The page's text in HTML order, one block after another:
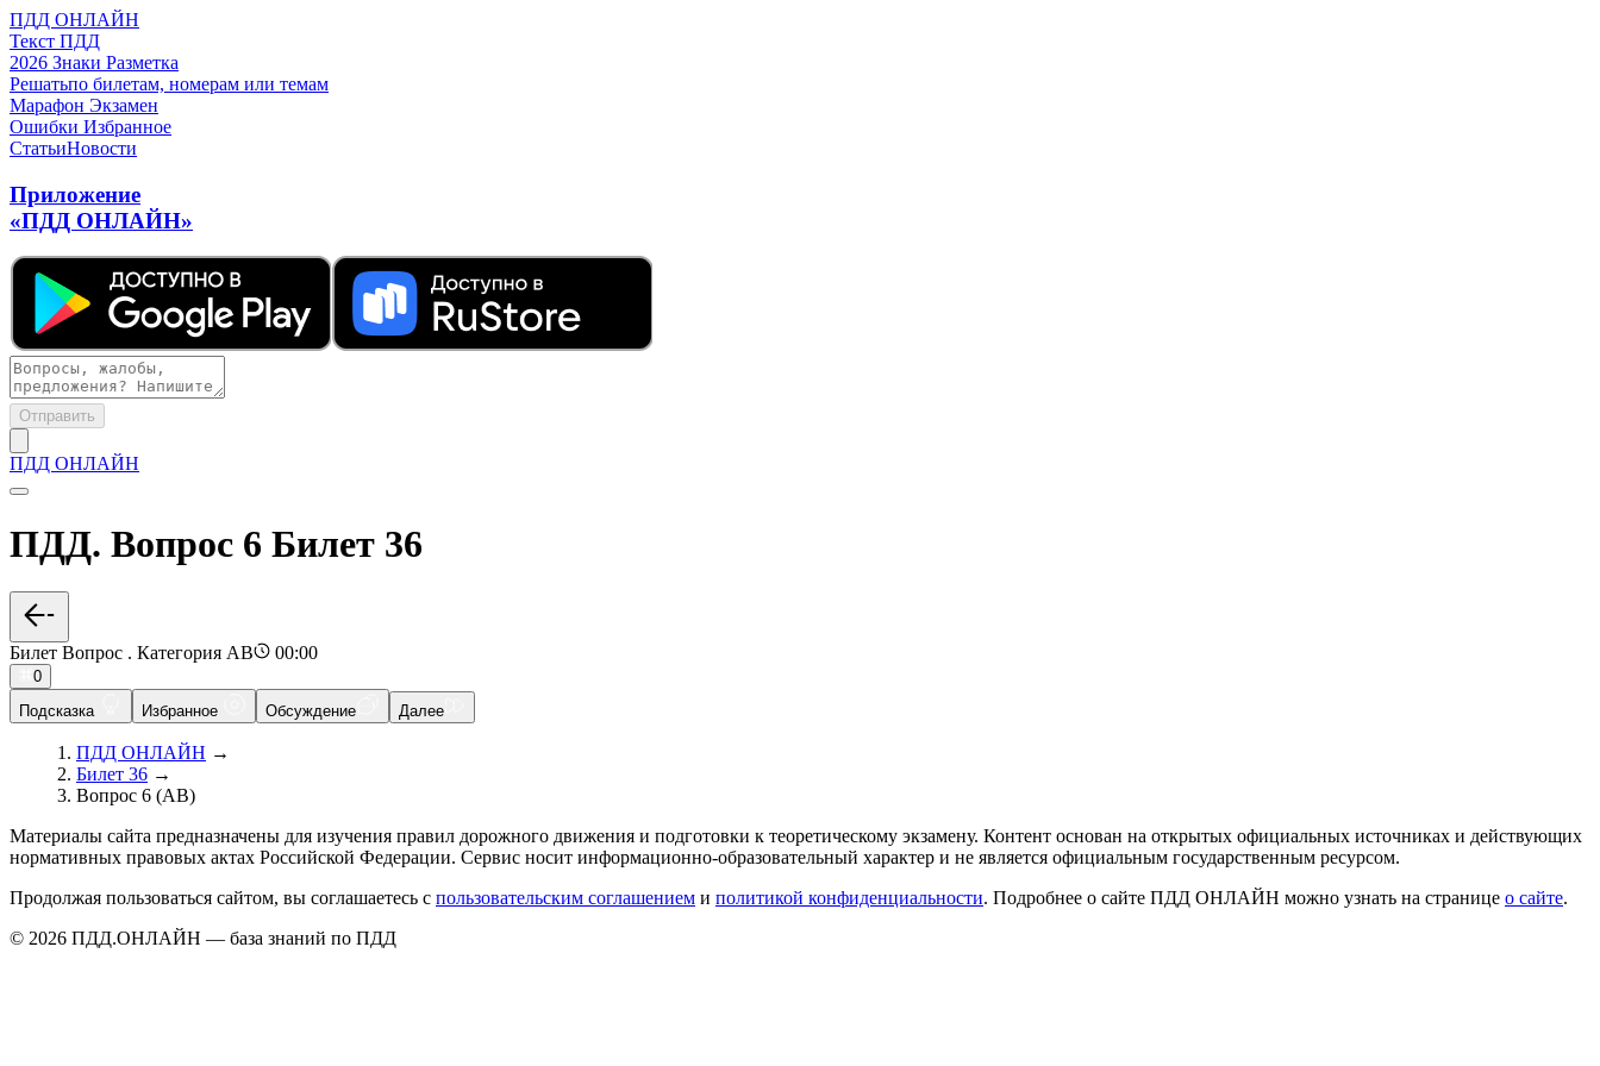
ПДД ОНЛАЙН
Текст ПДД
2026 Знаки Разметка
Решатьпо билетам, номерам или темам
Марафон Экзамен
Ошибки Избранное
СтатьиНовости
Приложение
«ПДД ОНЛАЙН»
Отправить
ПДД ОНЛАЙН
ПДД. Вопрос 6 Билет 36
Билет Вопрос . Категория AB 00:00
0
Подсказка
Избранное Обсуждение Далее
ПДД ОНЛАЙН →
Билет 36 →
Вопрос 6 (AB)
Материалы сайта предназначены для изучения правил дорожного движения и подготовки к теоретическому экзамену. Контент основан на открытых официальных источниках и действующих
нормативных правовых актах Российской Федерации. Сервис носит информационно-образовательный характер и не является официальным государственным ресурсом.
Продолжая пользоваться сайтом, вы соглашаетесь с пользовательским соглашением и политикой конфиденциальности. Подробнее о сайте ПДД ОНЛАЙН можно узнать на странице о сайте.
© 2026 ПДД.ОНЛАЙН — база знаний по ПДД